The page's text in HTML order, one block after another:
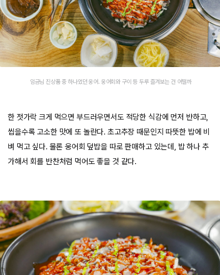
임금님 진상품 중 하나였던 웅어. 웅어회와 구이 등 두루 즐겨보는 건 어떨까
한 젓가락 크게 먹으면 부드러우면서도 적당한 식감에 먼저 반하고,
씹을수록 고소한 맛에 또 놀란다. 초고추장 때문인지 따뜻한 밥에 비
벼 먹고 싶다. 물론 웅어회 덮밥을 따로 판매하고 있는데, 밥 하나 추
가해서 회를 반찬처럼 먹어도 좋을 것 같다.